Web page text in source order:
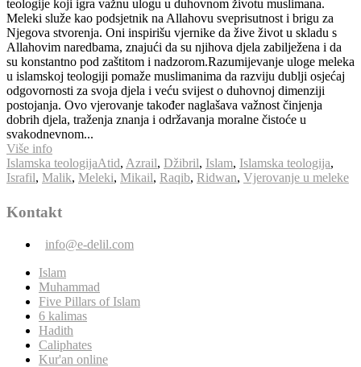
teologije koji igra važnu ulogu u duhovnom životu muslimana.
Meleki služe kao podsjetnik na Allahovu sveprisutnost i brigu za
Njegova stvorenja. Oni inspirišu vjernike da žive život u skladu s
Allahovim naredbama, znajući da su njihova djela zabilježena i da
su konstantno pod zaštitom i nadzorom.Razumijevanje uloge meleka
u islamskoj teologiji pomaže muslimanima da razviju dublji osjećaj
odgovornosti za svoja djela i veću svijest o duhovnoj dimenziji
postojanja. Ovo vjerovanje također naglašava važnost činjenja
dobrih djela, traženja znanja i održavanja moralne čistoće u
svakodnevnom...
Više info
Islamska teologijaAtid, Azrail, Džibril, Islam, Islamska teologija,
Israfil, Malik, Meleki, Mikail, Raqib, Ridwan, Vjerovanje u meleke
Kontakt
info@e-delil.com
Islam
Muhammad
Five Pillars of Islam
6 kalimas
Hadith
Caliphates
Kur'an online